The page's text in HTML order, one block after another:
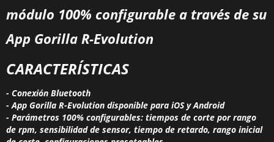
módulo 100% configurable a través de su
App Gorilla R-Evolution
CARACTERÍSTICAS
- Conexión Bluetooth
- App Gorilla R-Evolution disponible para iOS y Android
- Parámetros 100% configurables: tiempos de corte por rango
de rpm, sensibilidad de sensor, tiempo de retardo, rango inicial